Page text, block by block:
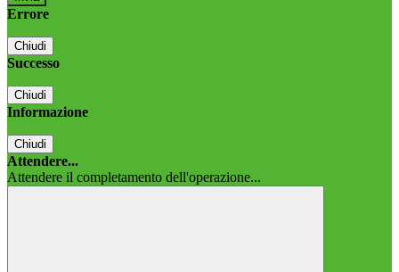
Errore
Chiudi
Successo
Chiudi
Informazione
Chiudi
Attendere...
Attendere il completamento dell'operazione...